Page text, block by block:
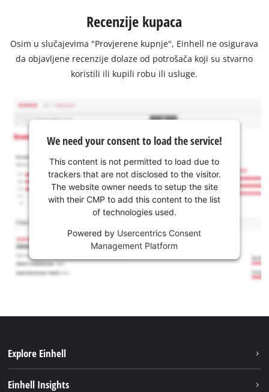
Recenzije kupaca
Osim u slučajevima "Provjerene kupnje", Einhell ne osigurava
da objavljene recenzije dolaze od potrošača koji su stvarno
koristili ili kupili robu ili usluge.
We need your consent to load the service!
This content is not permitted to load due to
trackers that are not disclosed to the visitor.
The website owner needs to setup the site
with their CMP to add this content to the list
of technologies used.
Powered by Usercentrics Consent
Management Platform
Explore Einhell
Einhell Insights